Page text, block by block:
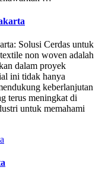
Solusi Cerdas untuk
non woven adalah
dalam proyek
ini tidak hanya
keberlanjutan
terus meningkat di
untuk memahami